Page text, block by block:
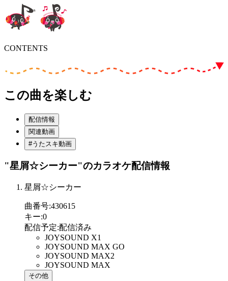
CONTENTS
この曲を楽しむ
配信情報
関連動画
#うたスキ動画
"星屑☆シーカー"のカラオケ配信情報
星屑☆シーカー
曲番号:430615
キー:0
配信予定:配信済み
JOYSOUND X1
JOYSOUND MAX GO
JOYSOUND MAX2
JOYSOUND MAX
その他